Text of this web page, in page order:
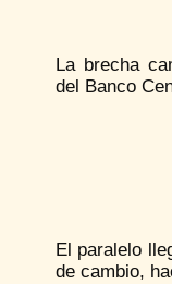
La brecha
del Banco
El paralelo
de cambio,